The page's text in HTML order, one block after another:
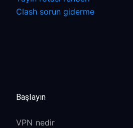
Clash sorun giderme
Başlayın
VPN nedir